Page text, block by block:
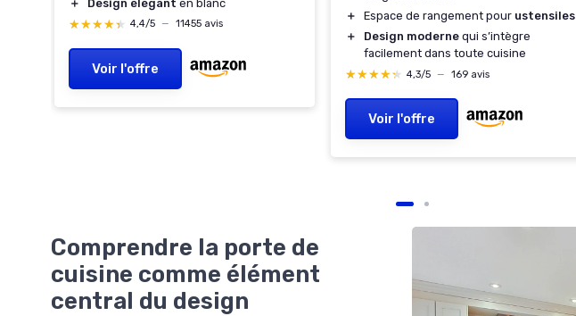
＋
Design élégant en blanc
★★★★★
★★★★★ 4,4/5 — 11455 avis
Voir l'offre
＋
Espace de rangement pour ustensiles
＋
Design moderne qui s’intègre
facilement dans toute cuisine
★★★★★
★★★★★ 4,3/5 — 169 avis
Voir l'offre
Comprendre la porte de
cuisine comme élément
central du design